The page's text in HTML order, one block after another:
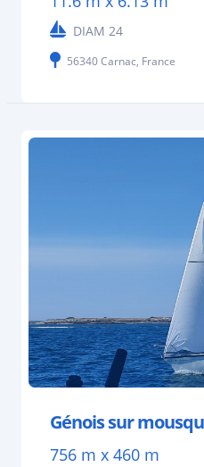
DIAM 24
56340 Carnac, France
756 m x 460 m